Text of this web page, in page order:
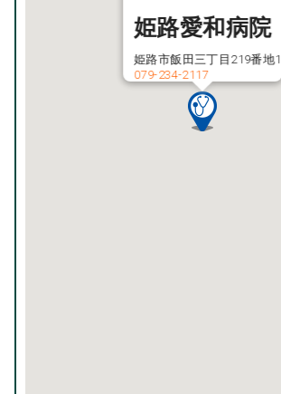
姫路愛和病院
姫路市飯田三丁目219番地1
079-234-2117